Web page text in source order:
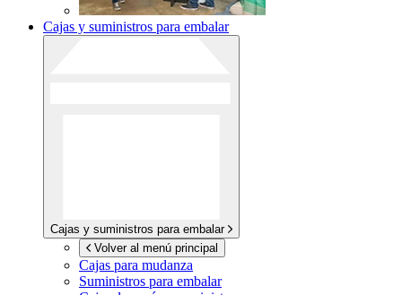
Cajas y suministros para embalar
Cajas y suministros para embalar
Volver al menú principal
Cajas para mudanza
Suministros para embalar